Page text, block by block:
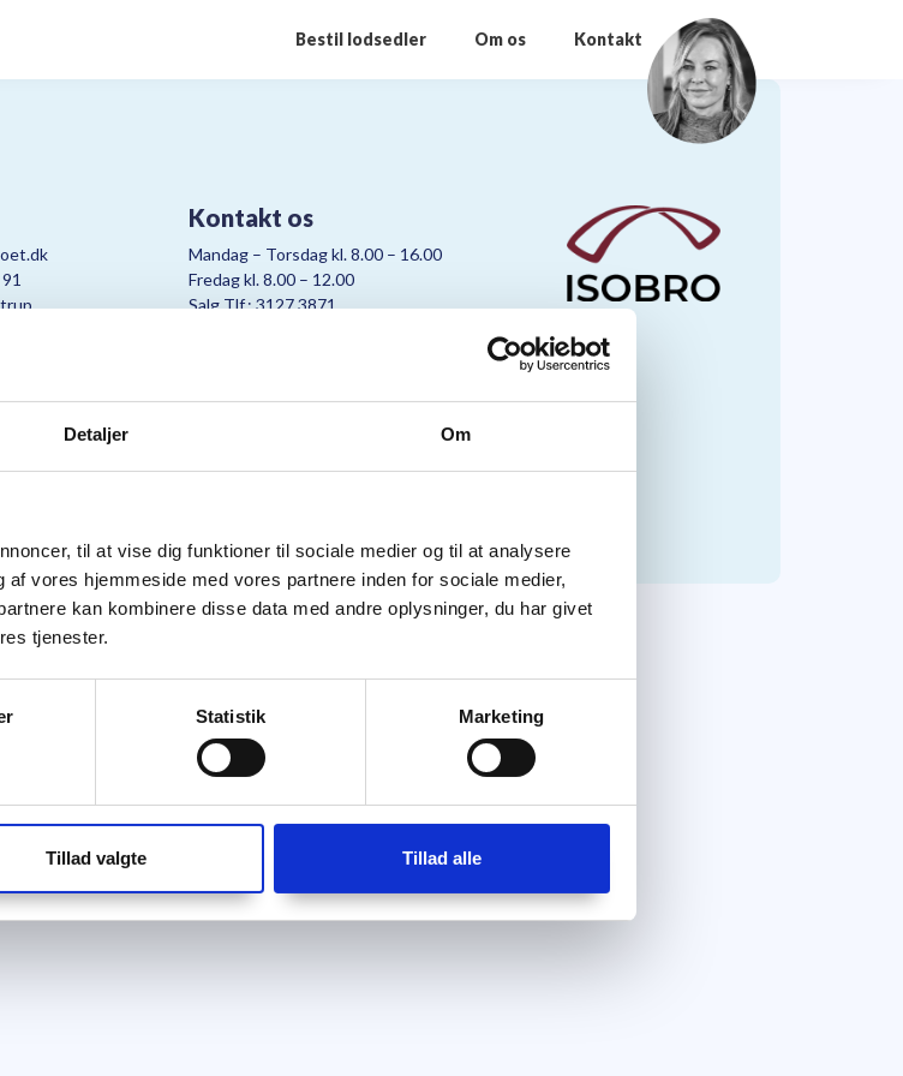
Detaljer Om
til at vise dig funktioner til sociale medier og til at analysere
vores hjemmeside med vores partnere inden for sociale medier,
kan kombinere disse data med andre oplysninger, du har givet
tjenester.
Statistik Marketing
Tillad valgte Tillad alle
Bestil lodsedler Om os Kontakt
Kontakt os
Mandag – Torsdag kl. 8.00 – 16.00
Fredag kl. 8.00 – 12.00
Salg Tlf.: 3127 3871